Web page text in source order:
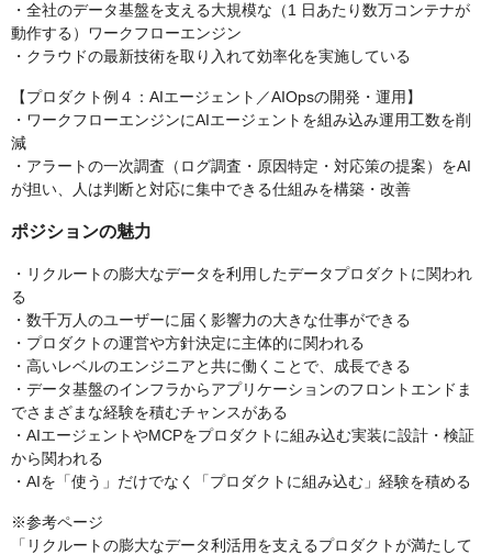
・全社のデータ基盤を支える大規模な（1 日あたり数万コンテナが
動作する）ワークフローエンジン
・クラウドの最新技術を取り入れて効率化を実施している
【プロダクト例４：AIエージェント／AIOpsの開発・運用】
・ワークフローエンジンにAIエージェントを組み込み運用工数を削
減
・アラートの一次調査（ログ調査・原因特定・対応策の提案）をAI
が担い、人は判断と対応に集中できる仕組みを構築・改善
ポジションの魅力
・リクルートの膨大なデータを利用したデータプロダクトに関われ
る
・数千万人のユーザーに届く影響力の大きな仕事ができる
・プロダクトの運営や方針決定に主体的に関われる
・高いレベルのエンジニアと共に働くことで、成長できる
・データ基盤のインフラからアプリケーションのフロントエンドま
でさまざまな経験を積むチャンスがある
・AIエージェントやMCPをプロダクトに組み込む実装に設計・検証
から関われる
・AIを「使う」だけでなく「プロダクトに組み込む」経験を積める
※参考ページ
「リクルートの膨大なデータ利活用を支えるプロダクトが満たして